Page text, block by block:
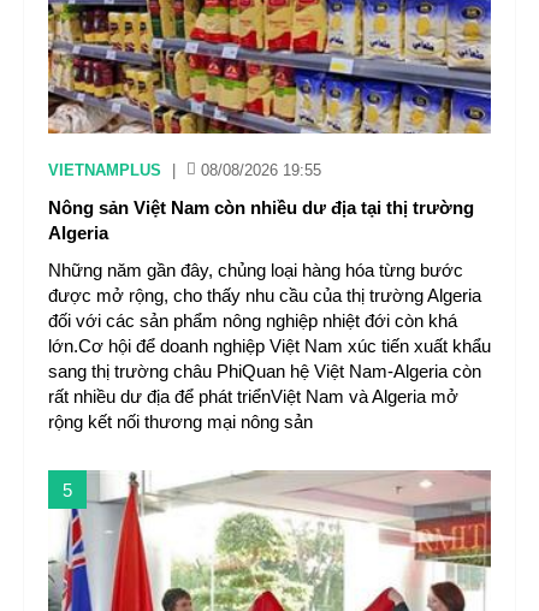
VIETNAMPLUS 08/08/2026 19:55
Nông sản Việt Nam còn nhiều dư địa tại thị trường
Algeria
Những năm gần đây, chủng loại hàng hóa từng bước
được mở rộng, cho thấy nhu cầu của thị trường Algeria
đối với các sản phẩm nông nghiệp nhiệt đới còn khá
lớn.Cơ hội để doanh nghiệp Việt Nam xúc tiến xuất khẩu
sang thị trường châu PhiQuan hệ Việt Nam-Algeria còn
rất nhiều dư địa để phát triểnViệt Nam và Algeria mở
rộng kết nối thương mại nông sản
5